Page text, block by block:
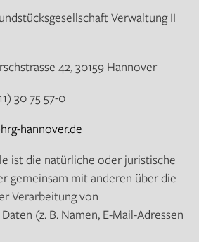
Verwaltung II
42, 30159 Hannover
30 75 57-0
hannover.de
ist die natürliche oder juristische
gemeinsam mit anderen über die
Verarbeitung von
(z. B. Namen, E-Mail-Adressen